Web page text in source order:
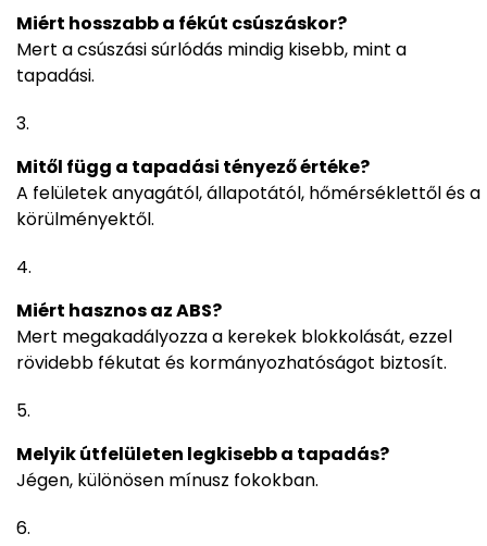
Miért hosszabb a fékút csúszáskor?
Mert a csúszási súrlódás mindig kisebb, mint a
tapadási.
Mitől függ a tapadási tényező értéke?
A felületek anyagától, állapotától, hőmérséklettől és a
körülményektől.
Miért hasznos az ABS?
Mert megakadályozza a kerekek blokkolását, ezzel
rövidebb fékutat és kormányozhatóságot biztosít.
Melyik útfelületen legkisebb a tapadás?
Jégen, különösen mínusz fokokban.